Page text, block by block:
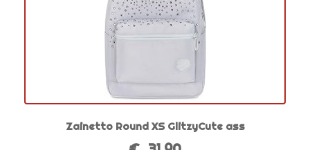
Zainetto Round XS GlitzyCute ass